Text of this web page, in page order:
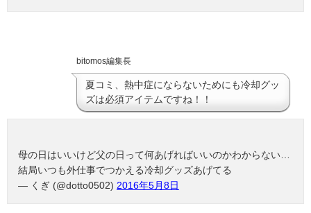
bitomos編集長
夏コミ、熱中症にならないためにも冷却グッ
ズは必須アイテムですね！！
母の日はいいけど父の日って何あげればいいのかわからない…
結局いつも外仕事でつかえる冷却グッズあげてる
— くぎ (@dotto0502) 2016年5月8日